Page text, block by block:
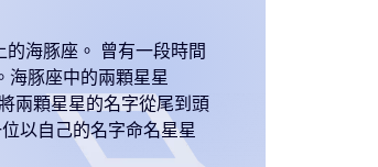
海豚座。 曾有一段時間
海豚座中的兩顆星星
兩顆星星的名字從尾到頭
以自己的名字命名星星